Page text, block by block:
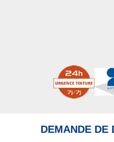
DEMANDE DE